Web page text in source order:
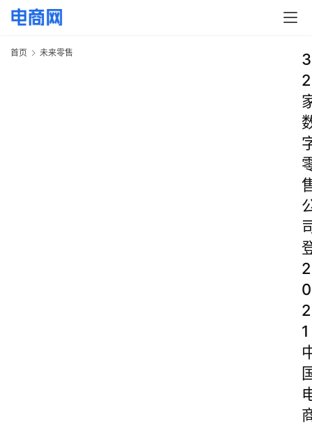
首页 未来零售
3
2
2
0
2
1